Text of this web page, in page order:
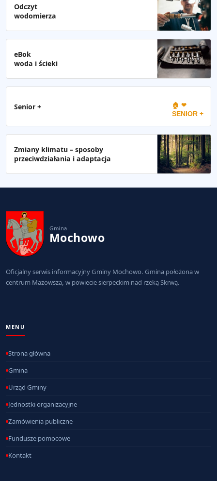
Odczyt
wodomierza
eBok
woda i ścieki
Senior + 🏠 ❤
SENIOR +
Zmiany klimatu – sposoby
przeciwdziałania i adaptacja
Gmina
Mochowo
Oficjalny serwis informacyjny Gminy Mochowo. Gmina położona w
centrum Mazowsza, w powiecie sierpeckim nad rzeką Skrwą.
MENU
Strona główna
Gmina
Urząd Gminy
Jednostki organizacyjne
Zamówienia publiczne
Fundusze pomocowe
Kontakt